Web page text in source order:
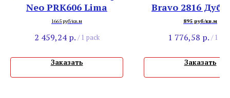
Neo PRK606 Lima
1665 руб/кв.м
2 459,24 р. / 1 pack
Заказать
Bravo 2816 Дуб
Вильям
895 руб/кв.м
1 776,58 р. / 1
Заказать